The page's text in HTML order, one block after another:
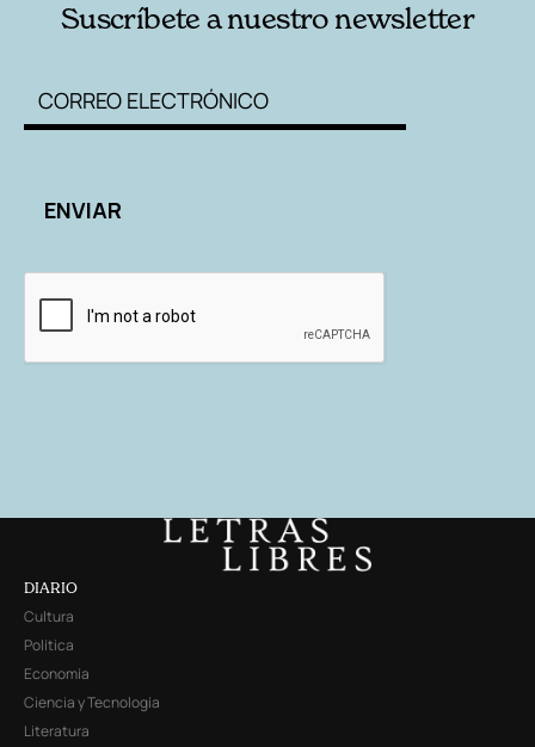
Suscríbete a nuestro newsletter
DIARIO
Cultura
Política
Economía
Ciencia y Tecnología
Literatura